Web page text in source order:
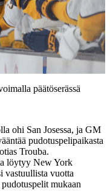
päätöserässä
ohi San Josessa, ja GM
pudotuspelipaikasta
Trouba.
löytyy New York
vastuullista vuotta
mukaan